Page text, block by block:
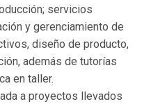
servicios
y gerenciamiento de
diseño de producto,
además de tutorías
en taller.
a proyectos llevados